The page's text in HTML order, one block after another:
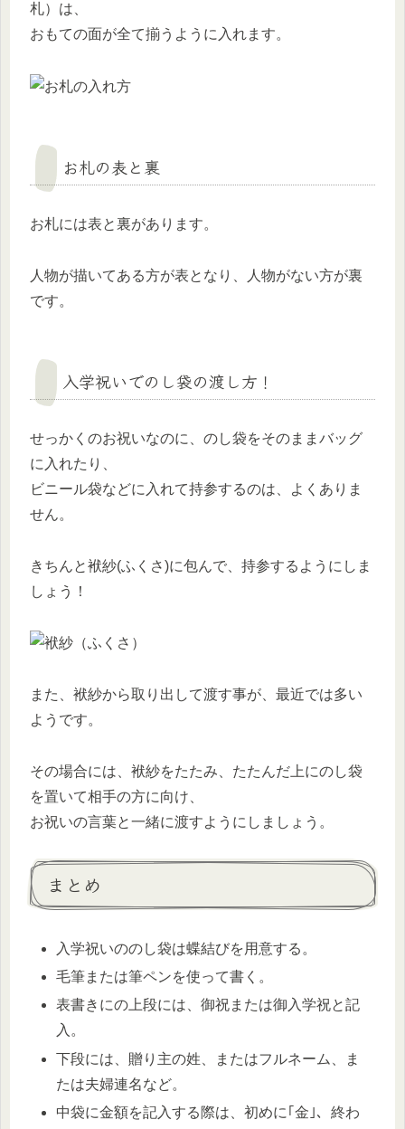
札）は、
おもての面が全て揃うように入れます。
お札の表と裏
お札には表と裏があります。
人物が描いてある方が表となり、人物がない方が裏
です。
入学祝いでのし袋の渡し方！
せっかくのお祝いなのに、のし袋をそのままバッグ
に入れたり、
ビニール袋などに入れて持参するのは、よくありま
せん。
きちんと袱紗(ふくさ)に包んで、持参するようにしま
しょう！
また、袱紗から取り出して渡す事が、最近では多い
ようです。
その場合には、袱紗をたたみ、たたんだ上にのし袋
を置いて相手の方に向け、
お祝いの言葉と一緒に渡すようにしましょう。
まとめ
入学祝いののし袋は蝶結びを用意する。
毛筆または筆ペンを使って書く。
表書きにの上段には、御祝または御入学祝と記
入。
下段には、贈り主の姓、またはフルネーム、ま
たは夫婦連名など。
中袋に金額を記入する際は、初めに｢金｣、終わ